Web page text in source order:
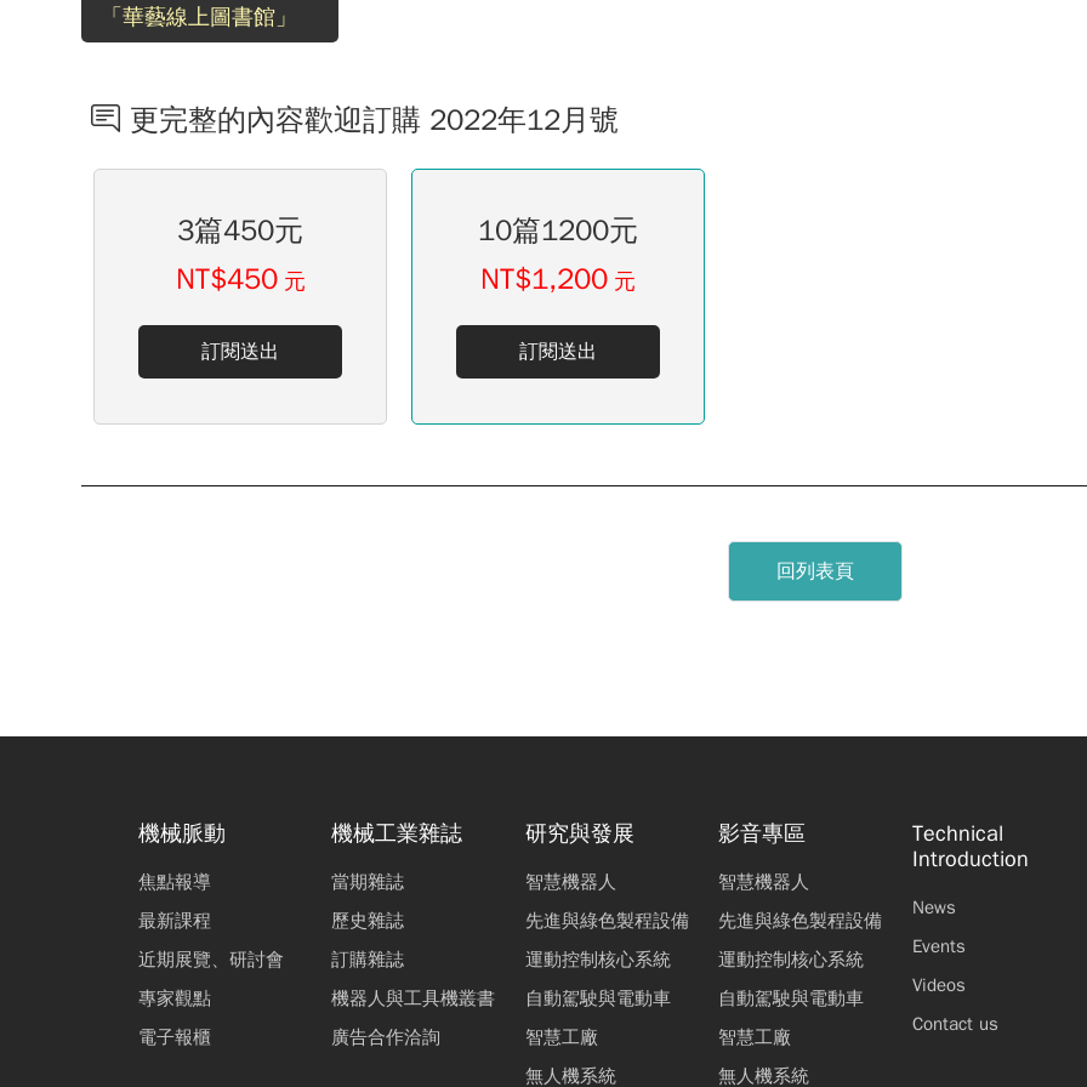
「華藝線上圖書館」
更完整的內容歡迎訂購 2022年12月號
3篇450元
NT$450 元
訂閱送出
10篇1200元
NT$1,200 元
訂閱送出
回列表頁
機械脈動
焦點報導
最新課程
近期展覽、研討會
專家觀點
電子報櫃
機械工業雜誌
當期雜誌
歷史雜誌
訂購雜誌
機器人與工具機叢書
廣告合作洽詢
研究與發展
智慧機器人
先進與綠色製程設備
運動控制核心系統
自動駕駛與電動車
智慧工廠
無人機系統
影音專區
智慧機器人
先進與綠色製程設備
運動控制核心系統
自動駕駛與電動車
智慧工廠
無人機系統
Technical
Introduction
News
Events
Videos
Contact us